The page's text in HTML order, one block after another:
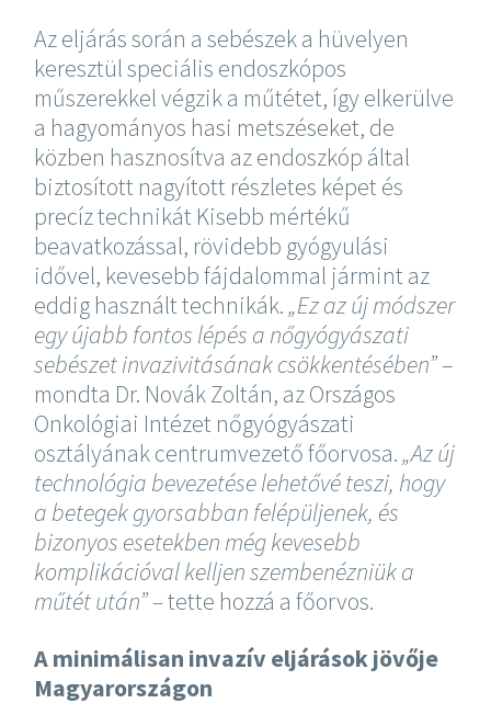
Az eljárás során a sebészek a hüvelyen
keresztül speciális endoszkópos
műszerekkel végzik a műtétet, így elkerülve
a hagyományos hasi metszéseket, de
közben hasznosítva az endoszkóp által
biztosított nagyított részletes képet és
precíz technikát Kisebb mértékű
beavatkozással, rövidebb gyógyulási
idővel, kevesebb fájdalommal jármint az
eddig használt technikák.„Ez az új módszer
egy újabb fontos lépés a nőgyógyászati
sebészet invazivitásának csökkentésében”–
mondta Dr. Novák Zoltán, az Országos
Onkológiai Intézet nőgyógyászati
osztályának centrumvezető főorvosa.„Az új
technológia bevezetése lehetővé teszi, hogy
a betegek gyorsabban felépüljenek, és
bizonyos esetekben még kevesebb
komplikációval kelljen szembenézniük a
műtét után” –tette hozzá a főorvos.
A minimálisan invazív eljárások jövője
Magyarországon